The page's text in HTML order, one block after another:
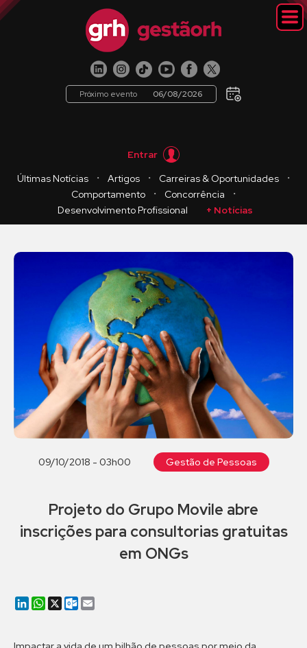
Próximo evento 06/08/2026
Entrar
Últimas Notícias
・ Artigos ・ Carreiras & Oportunidades
・
Comportamento
・ Concorrência
・
Desenvolvimento Profissional
+ Notícias
09/10/2018 - 03h00 Gestão de Pessoas
Projeto do Grupo Movile abre
inscrições para consultorias gratuitas
em ONGs
LinkedIn
WhatsApp
X Outlook.com